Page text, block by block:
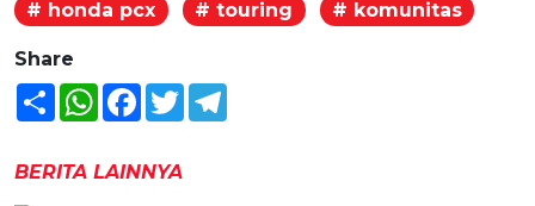
# honda pcx
# touring # komunitas
Share
Share WhatsAppFacebook
Twitter
BERITA LAINNYA